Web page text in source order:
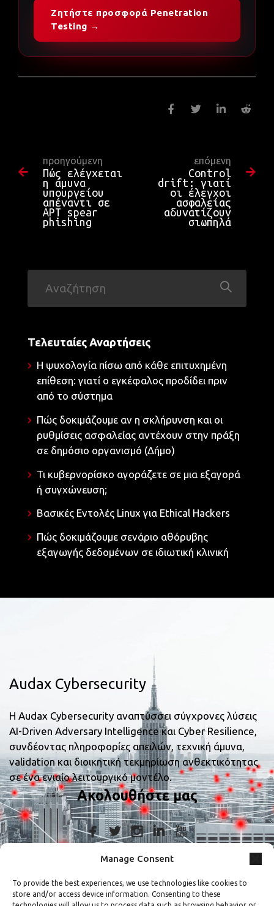
Manage Consent
To provide the best experiences, we use technologies like cookies to
store and/or access device information. Consenting to these
Ζητήστε προσφορά Penetration
Testing →
προηγούμενη
Πώς ελέγχεται
η άμυνα
υπουργείου
απέναντι σε
APT spear
phishing
επόμενη
Control
drift: γιατί
οι έλεγχοι
ασφαλείας
αδυνατίζουν
σιωπηλά
Τελευταίες Αναρτήσεις
Η ψυχολογία πίσω από κάθε επιτυχημένη
επίθεση: γιατί ο εγκέφαλος προδίδει πριν
από το σύστημα
Πώς δοκιμάζουμε αν η σκλήρυνση και οι
ρυθμίσεις ασφαλείας αντέχουν στην πράξη
σε δημόσιο οργανισμό (Δήμο)
Τι κυβερνορίσκο αγοράζετε σε μια εξαγορά
ή συγχώνευση;
Βασικές Εντολές Linux για Ethical Hackers
Πώς δοκιμάζουμε σενάριο αθόρυβης
εξαγωγής δεδομένων σε ιδιωτική κλινική
Audax Cybersecurity
Η Audax Cybersecurity αναπτύσσει σύγχρονες λύσεις
AI-Driven Adversary Intelligence και Cyber Resilience,
συνδέοντας πληροφορίες απειλών, τεχνική άμυνα,
validation και διοικητική τεκμηρίωση ανθεκτικότητας
σε ένα ενιαίο λειτουργικό μοντέλο.
Ακολουθήστε μας